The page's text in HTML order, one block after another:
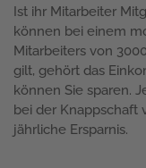
Ist ihr Mitarbeiter
können bei einem
Mitarbeiters von
gilt, gehört das
können Sie sparen.
bei der Knappschaft
jährliche Ersparnis.